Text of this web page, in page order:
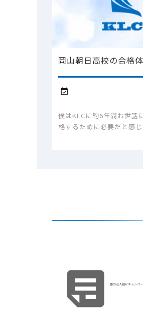
岡山朝日高校の合格

僕はKLCに約6年間お世話
格するために必要だと感
春の友人紹介キャンペ